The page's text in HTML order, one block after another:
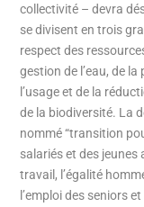
collectivité – devra
se divisent en trois
respect des
gestion de l’eau, de
l’usage et de la
de la biodiversité. La
nommé “transition
salariés et des jeunes
travail, l’égalité
l’emploi des seniors